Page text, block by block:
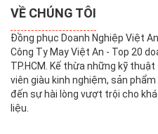
Hàng cam kết giống mẫu 100%
Bảo hộ người mua
Hoàn trả tiền đầy đủ nếu bạn
của bạn Hoàn tiền Toàn bộ
không như được mô tả.
VỀ CHÚNG TÔI
Đồng phục Doanh Nghiệp Việt
Công Ty May Việt An - Top 20
TP.HCM. Kế thừa những kỹ
viên giàu kinh nghiệm, sản
đến sự hài lòng vượt trội cho
liệu.